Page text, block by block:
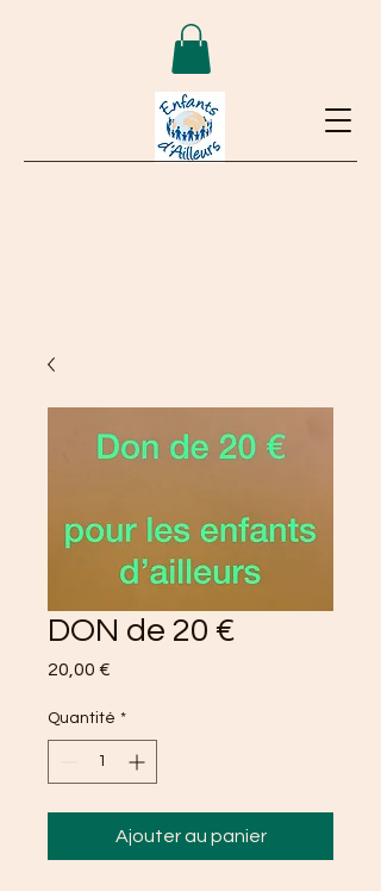
DON de 20 €
20,00 €
Quantité *
Ajouter au panier